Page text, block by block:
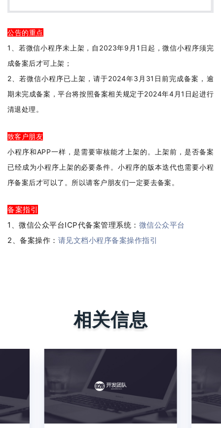
公告的重点
1、若微信小程序未上架，自2023年9月1日起，微信小程序须完
成备案后才可上架；
2、若微信小程序已上架，请于2024年3月31日前完成备案，逾
期未完成备案，平台将按照备案相关规定于2024年4月1日起进行
清退处理。
致客户朋友
小程序和APP一样，是需要审核能才上架的。上架前，是否备案
已经成为小程序上架的必要条件。小程序的版本迭代也需要小程
序备案后才可以了。所以请客户朋友们一定要去备案。
备案指引
1、微信公众平台ICP代备案管理系统： 微信公众平台
2、备案操作： 请见文档小程序备案操作指引
相关信息